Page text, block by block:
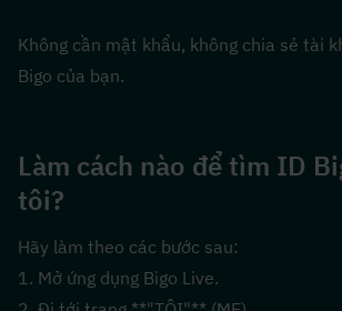
Không cần mật khẩu, không chia sẻ tài
Bigo của bạn.
Làm cách nào để tìm ID
tôi?
Hãy làm theo các bước sau:
1. Mở ứng dụng Bigo Live.